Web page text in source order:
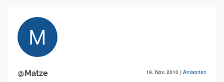
@Matze 19. Nov. 2010 | Antworten